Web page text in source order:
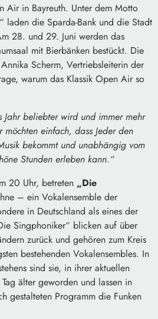
Air in Bayreuth. Unter dem Motto
laden die Sparda-Bank und die Stadt
28. und 29. Juni werden das
mit Bierbänken bestückt. Die
Scherm, Vertriebsleiterin der
warum das Klassik Open Air so
Jahr beliebter wird und immer mehr
möchten einfach, dass Jeder den
bekommt und unabhängig vom
Stunden erleben kann.“
20 Uhr, betreten „Die
– ein Vokalensemble der
in Deutschland als eines der
Singphoniker“ blicken auf über
zurück und gehören zum Kreis
bestehenden Vokalensembles. In
sind sie, in ihrer aktuellen
älter geworden und lassen in
gestalteten Programm die Funken